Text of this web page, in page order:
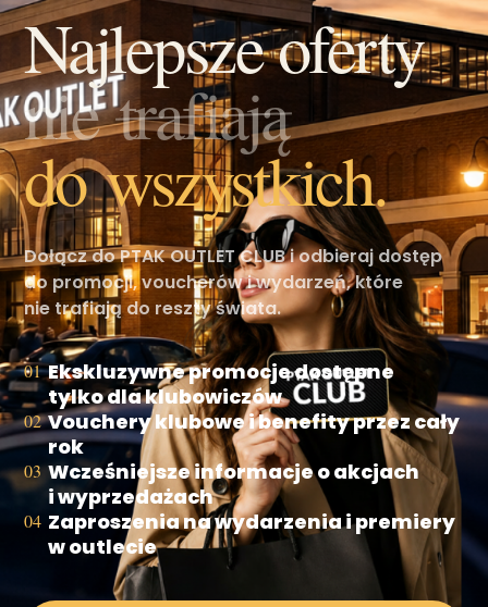
Najlepsze oferty
nietrafiają
do wszystkich.
Dołącz do PTAK OUTLET CLUB i odbieraj dostęp
do promocji, voucherów i wydarzeń, które
nie trafiają do reszty świata.
01 Ekskluzywne promocje dostępne
tylko dla klubowiczów
02 Vouchery klubowe i benefity przez cały
rok
03 Wcześniejsze informacje o akcjach
i wyprzedażach
04 Zaproszenia na wydarzenia i premiery
w outlecie